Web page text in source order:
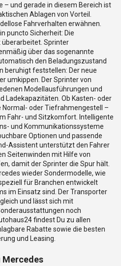
– und gerade in diesem Bereich ist
Ablagen von Vorteil.
Fahrverhalten erwähnen.
puncto Sicherheit: Die
Sprinter
über das sogenannte
den Beladungszustand
beruhigt feststellen: Der neue
umkippen. Der Sprinter von
Modellausführungen und
Ladekapazitäten. Ob Kasten- oder
Normal- oder Tiefrahmengestell –
Fahr- und Sitzkomfort. Intelligente
und Kommunikationssysteme
Optionen und passende
Assistent unterstützt den Fahrer
Seitenwinden mit Hilfe von
damit der Sprinter die Spur hält.
wieder Sondermodelle, wie
für Branchen entwickelt
im Einsatz sind. Der Transporter
und lässt sich mit
noch
findest Du zu allen
Rabatte sowie die besten
und Leasing.
Mercedes